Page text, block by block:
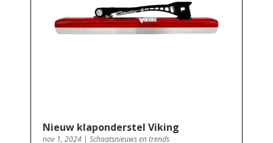
Nieuw klaponderstel Viking
nov 1, 2024| Schaatsnieuws en trends